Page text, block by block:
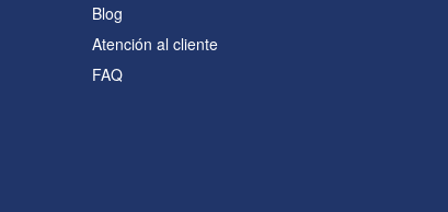
Blog
Atención al cliente
FAQ